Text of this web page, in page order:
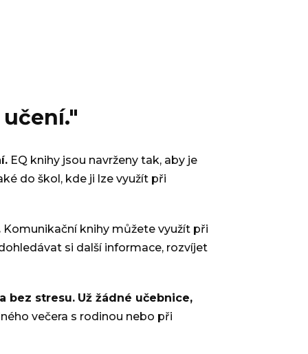
EQ knihy jsou navrženy tak, aby je
do škol, kde ji lze využít při
Komunikační knihy můžete využít při
si další informace, rozvíjet
bez stresu. Už žádné učebnice,
večera s rodinou nebo při